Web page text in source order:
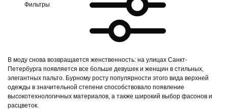
Фильтры
В моду снова возвращается женственность: на улицах Санкт-
Петербурга появляется все больше девушек и женщин в стильных,
элегантных пальто. Бурному росту популярности этого вида верхней
одежды в значительной степени способствовало появление
высокотехнологичных материалов, а также широкий выбор фасонов и
расцветок.